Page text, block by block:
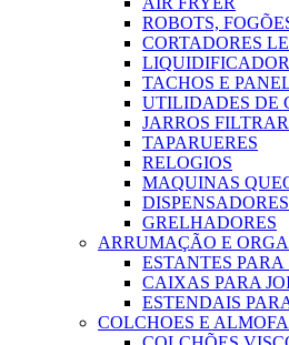
ROBOTS,
CORTADORES
TACHOS E
UTILIDADES DE
JARROS
TAPARUERES
RELOGIOS
MAQUINAS
GRELHADORES
ARRUMAÇÃO E
ESTANTES PARA
CAIXAS PARA
ESTENDAIS
COLCHOES E